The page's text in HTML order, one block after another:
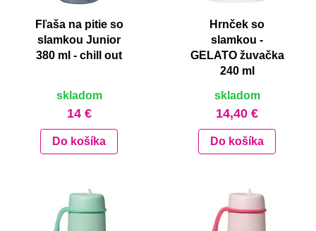
Fľaša na pitie so
slamkou Junior
380 ml - chill out
skladom
14 €
Do košíka
Hrnček so
slamkou -
GELATO žuvačka
240 ml
skladom
14,40 €
Do košíka